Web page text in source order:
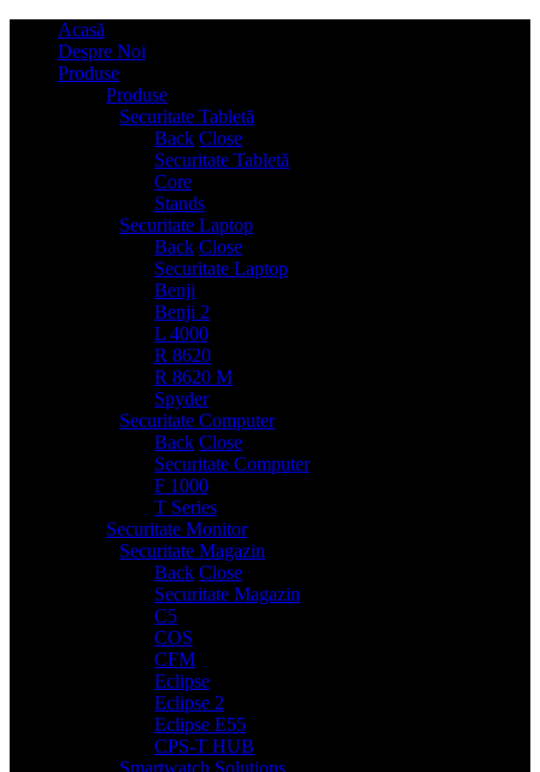
Acasă
Despre Noi
Produse
Produse
Securitate Tabletă
Back Close
Securitate Tabletă
Core
Stands
Securitate Laptop
Back Close
Securitate Laptop
Benji
Benji 2
L 4000
R 8620
R 8620 M
Spyder
Securitate Computer
Back Close
Securitate Computer
F 1000
T Series
Securitate Monitor
Securitate Magazin
Back Close
Securitate Magazin
C5
COS
CFM
Eclipse
Eclipse 2
Eclipse E55
CPS-T HUB
Smartwatch Solutions